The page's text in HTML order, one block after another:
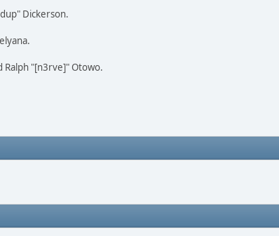
Dickerson.
Ralph "[n3rve]" Otowo.